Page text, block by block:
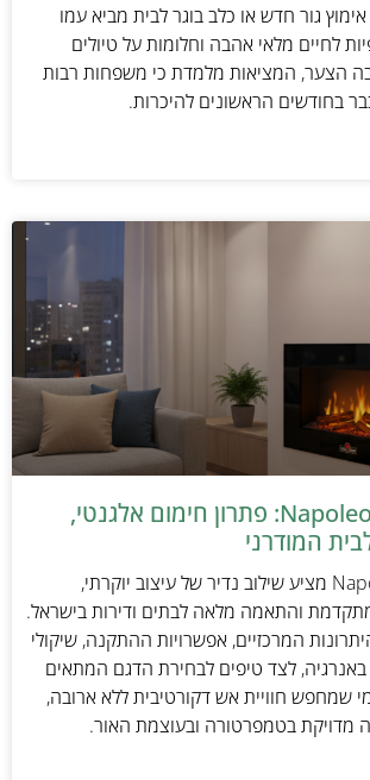
גור חדש או כלב בוגר לבית מביא עמו
לחיים מלאי אהבה וחלומות על טיולים
הצער, המציאות מלמדת כי משפחות רבות
בחודשים הראשונים להיכרות.
קמין חשמלי Napoleon: פתרון חימום אלגנטי,
המודרני
קמין חשמלי Napoleon מציע שילוב נדיר של עיצוב יוקרתי,
מתקדמת והתאמה מלאה לבתים ודירות בישראל.
המרכזיים, אפשרויות ההתקנה, שיקולי
באנרגיה, לצד טיפים לבחירת הדגם המתאים
שמחפש חוויית אש דקורטיבית ללא ארובה,
מדויקת בטמפרטורה ובעוצמת האור.